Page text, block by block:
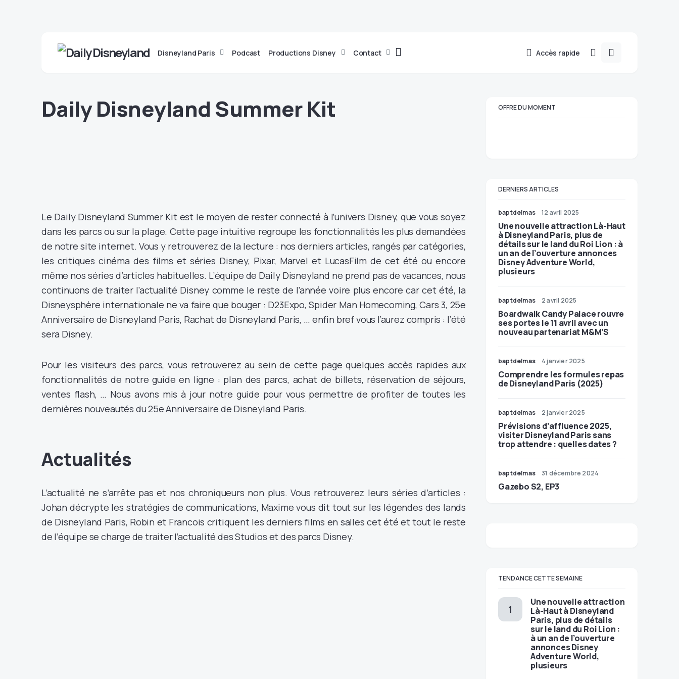
Disneyland Paris Podcast Productions Disney Contact Accès rapide
Daily Disneyland Summer Kit
Le Daily Disneyland Summer Kit est le moyen de rester connecté à l’univers Disney, que vous soyez
dans les parcs ou sur la plage. Cette page intuitive regroupe les fonctionnalités les plus demandées
de notre site internet. Vous y retrouverez de la lecture : nos derniers articles, rangés par catégories,
les critiques cinéma des films et séries Disney, Pixar, Marvel et LucasFilm de cet été ou encore
même nos séries d’articles habituelles. L’équipe de Daily Disneyland ne prend pas de vacances, nous
continuons de traiter l’actualité Disney comme le reste de l’année voire plus encore car cet été, la
Disneysphère internationale ne va faire que bouger : D23Expo, Spider Man Homecoming, Cars 3, 25e
Anniversaire de Disneyland Paris, Rachat de Disneyland Paris, … enfin bref vous l’aurez compris : l’été
sera Disney.
Pour les visiteurs des parcs, vous retrouverez au sein de cette page quelques accès rapides aux
fonctionnalités de notre guide en ligne : plan des parcs, achat de billets, réservation de séjours,
ventes flash, … Nous avons mis à jour notre guide pour vous permettre de profiter de toutes les
dernières nouveautés du 25e Anniversaire de Disneyland Paris.
Actualités
L’actualité ne s’arrête pas et nos chroniqueurs non plus. Vous retrouverez leurs séries d’articles :
Johan décrypte les stratégies de communications, Maxime vous dit tout sur les légendes des lands
de Disneyland Paris, Robin et Francois critiquent les derniers films en salles cet été et tout le reste
de l’équipe se charge de traiter l’actualité des Studios et des parcs Disney.
OFFRE DU MOMENT
DERNIERS ARTICLES
baptdelmas 12 avril 2025
Une nouvelle attraction Là-Haut
à Disneyland Paris, plus de
détails sur le land du Roi Lion : à
un an de l’ouverture annonces
Disney Adventure World,
plusieurs
baptdelmas 2 avril 2025
Boardwalk Candy Palace rouvre
ses portes le 11 avril avec un
nouveau partenariat M&M’S
baptdelmas 4 janvier 2025
Comprendre les formules repas
de Disneyland Paris (2025)
baptdelmas 2 janvier 2025
Prévisions d’affluence 2025,
visiter Disneyland Paris sans
trop attendre : quelles dates ?
baptdelmas 31 décembre 2024
Gazebo S2, EP3
TENDANCE CETTE SEMAINE
Une nouvelle attraction
Là-Haut à Disneyland
Paris, plus de détails
sur le land du Roi Lion :
à un an de l’ouverture
annonces Disney
Adventure World,
plusieurs